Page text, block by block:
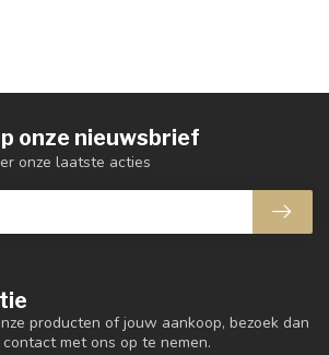
producten of jouw aankoop, bezoek dan
met ons op te nemen.
onze nieuwsbrief
onze laatste acties